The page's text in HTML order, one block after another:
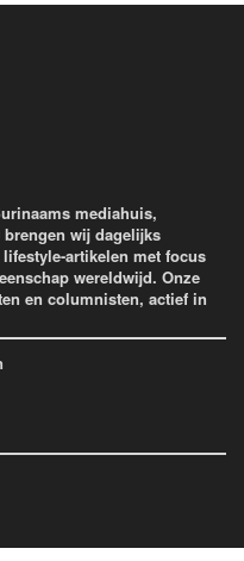
mediahuis,
wij dagelijks
artikelen met focus
wereldwijd. Onze
en columnisten, actief in